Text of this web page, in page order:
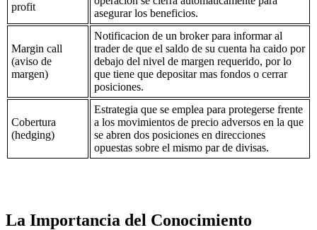
profit
asegurar los beneficios.
Margin call
(aviso de
margen)
Notificacion de un broker para informar al
trader de que el saldo de su cuenta ha caido por
debajo del nivel de margen requerido, por lo
que tiene que depositar mas fondos o cerrar
posiciones.
Cobertura
(hedging)
Estrategia que se emplea para protegerse frente
a los movimientos de precio adversos en la que
se abren dos posiciones en direcciones
opuestas sobre el mismo par de divisas.
La Importancia del Conocimiento